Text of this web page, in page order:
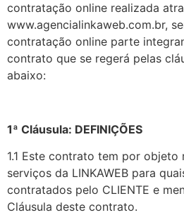
contratação online realizada
www.agencialinkaweb.com.br,
contratação online parte
contrato que se regerá pelas
abaixo:
1ª Cláusula: DEFINIÇÕES
1.1 Este contrato tem por
serviços da LINKAWEB para
contratados pelo CLIENTE e
Cláusula deste contrato.